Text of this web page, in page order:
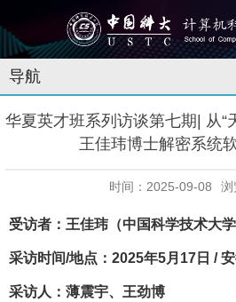
导航
华夏英才班系列访谈第七期| 从“
王佳玮博士解密系统
时间：2025-09-08 浏
受访者：王佳玮（中国科学技术大学
采访时间/地点：2025年5月17日 /
采访人：薄震宇、王劲博